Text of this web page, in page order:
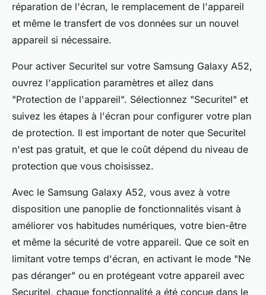
réparation de l'écran, le remplacement de l'appareil
et même le transfert de vos données sur un nouvel
appareil si nécessaire.
Pour activer Securitel sur votre Samsung Galaxy A52,
ouvrez l'application paramètres et allez dans
"Protection de l'appareil". Sélectionnez "Securitel" et
suivez les étapes à l'écran pour configurer votre plan
de protection. Il est important de noter que Securitel
n'est pas gratuit, et que le coût dépend du niveau de
protection que vous choisissez.
Avec le Samsung Galaxy A52, vous avez à votre
disposition une panoplie de fonctionnalités visant à
améliorer vos habitudes numériques, votre bien-être
et même la sécurité de votre appareil. Que ce soit en
limitant votre temps d'écran, en activant le mode "Ne
pas déranger" ou en protégeant votre appareil avec
Securitel, chaque fonctionnalité a été conçue dans le